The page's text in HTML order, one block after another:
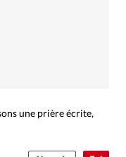
une prière écrite,